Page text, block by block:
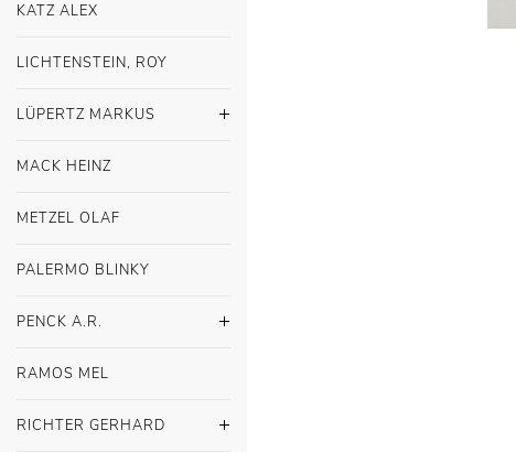
KATZ ALEX
LICHTENSTEIN, ROY
LÜPERTZ MARKUS
MACK HEINZ
METZEL OLAF
PALERMO BLINKY
PENCK A.R.
RAMOS MEL
RICHTER GERHARD